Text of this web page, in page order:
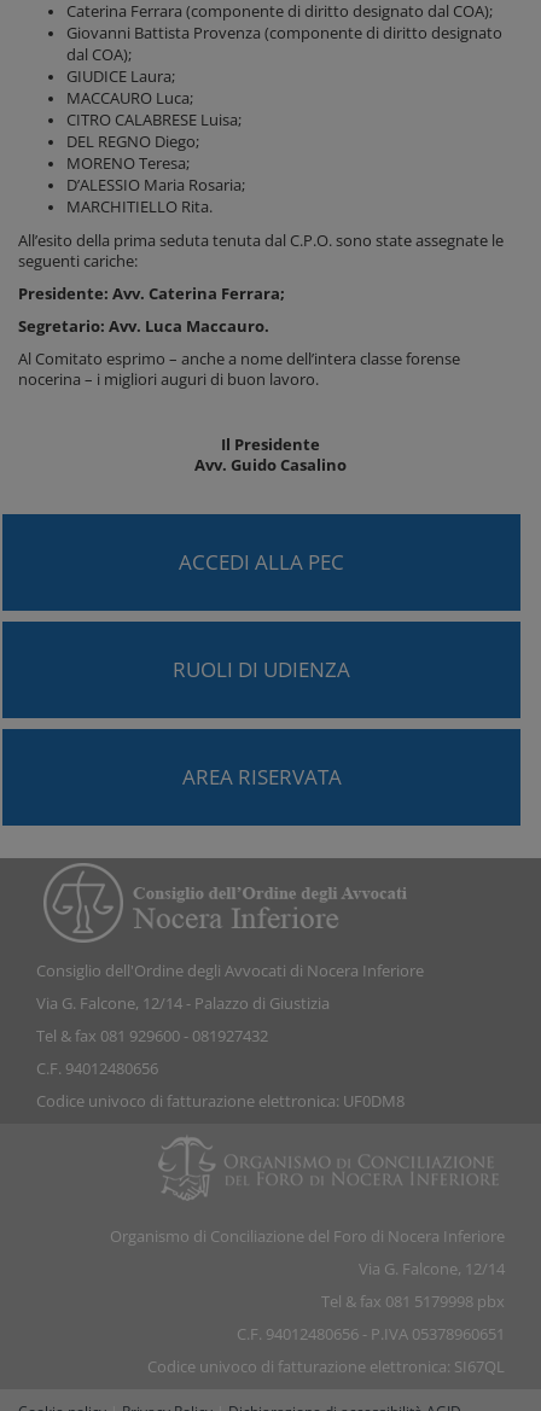
Caterina Ferrara (componente di diritto designato dal COA);
Giovanni Battista Provenza (componente di diritto designato
dal COA);
GIUDICE Laura;
MACCAURO Luca;
CITRO CALABRESE Luisa;
DEL REGNO Diego;
MORENO Teresa;
D’ALESSIO Maria Rosaria;
MARCHITIELLO Rita.
All’esito della prima seduta tenuta dal C.P.O. sono state assegnate le
seguenti cariche:
Presidente: Avv. Caterina Ferrara;
Segretario: Avv. Luca Maccauro.
Al Comitato esprimo – anche a nome dell’intera classe forense
nocerina – i migliori auguri di buon lavoro.
Il Presidente
Avv. Guido Casalino
ACCEDI ALLA PEC
RUOLI DI UDIENZA
AREA RISERVATA
Consiglio dell'Ordine degli Avvocati di Nocera Inferiore
Via G. Falcone, 12/14 - Palazzo di Giustizia
Tel & fax 081 929600 - 081927432
C.F. 94012480656
Codice univoco di fatturazione elettronica: UF0DM8
Organismo di Conciliazione del Foro di Nocera Inferiore
Via G. Falcone, 12/14
Tel & fax 081 5179998 pbx
C.F. 94012480656 - P.IVA 05378960651
Codice univoco di fatturazione elettronica: SI67QL